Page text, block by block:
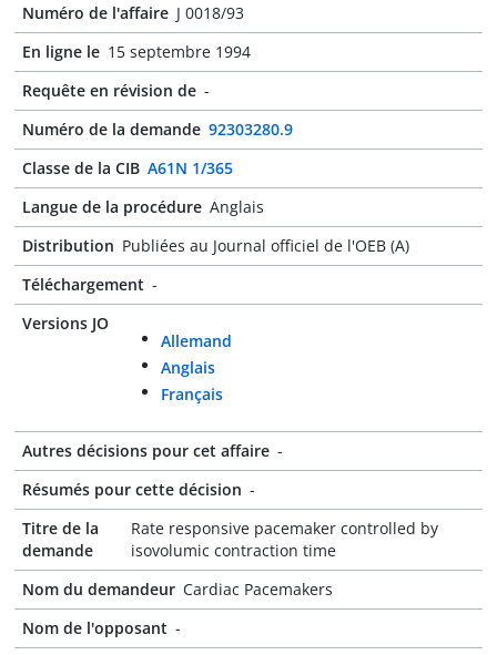
Numéro de l'affaire J 0018/93
En ligne le 15 septembre 1994
Requête en révision de -
Numéro de la demande 92303280.9
Classe de la CIB A61N 1/365
Langue de la procédure Anglais
Distribution Publiées au Journal officiel de l'OEB (A)
Téléchargement -
Versions JO
Allemand
Anglais
Français
Autres décisions pour cet affaire -
Résumés pour cette décision -
Titre de la
demande
Rate responsive pacemaker controlled by
isovolumic contraction time
Nom du demandeur Cardiac Pacemakers
Nom de l'opposant -